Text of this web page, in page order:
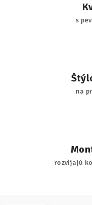
s
na
rozvíjajú